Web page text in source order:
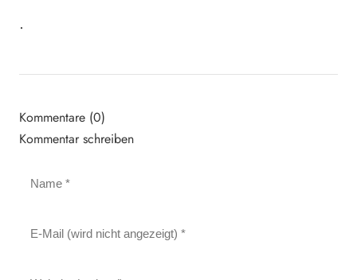
.
Kommentare (0)
Kommentar schreiben